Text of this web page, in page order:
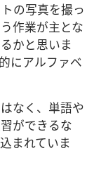
の写真を撮っ
作業が主とな
かと思いま
にアルファベ
なく、単語や
ができるな
まれていま